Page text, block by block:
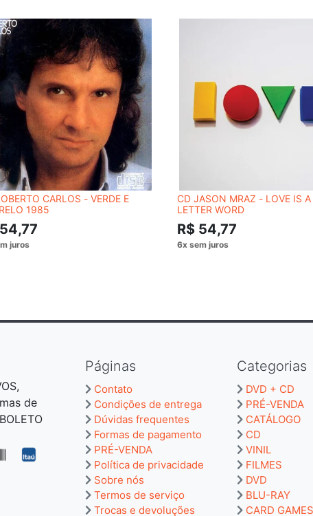
CARLOS - VERDE E
1985
CD JASON MRAZ - LOVE IS A
LETTER WORD
R$ 54,77
Páginas
Contato
Condições de entrega
Dúvidas frequentes
Formas de pagamento
PRÉ-VENDA
Política de privacidade
Sobre nós
Termos de serviço
Trocas e devoluções
Categorias
DVD + CD
PRÉ-VENDA
CATÁLOGO
CD
VINIL
FILMES
DVD
BLU-RAY
CARD GAMES
de